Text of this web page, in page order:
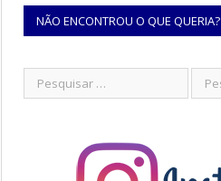
NÃO ENCONTROU O QUE QUERIA?